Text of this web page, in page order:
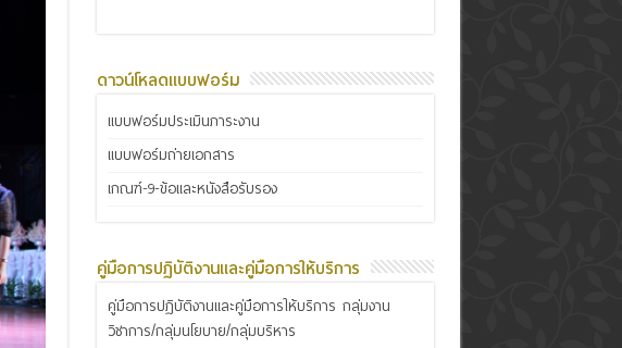
ดาวน์โหลดแบบฟอร์ม
แบบฟอร์มประเมินภาระงาน
แบบฟอร์มถ่ายเอกสาร
เกณฑ์-9-ข้อและหนังสือรับรอง
คู่มือการปฏิบัติงานและคู่มือการให้บริการ
คู่มือการปฏิบัติงานและคู่มือการให้บริการ กลุ่มงาน
วิชาการ/กลุ่มนโยบาย/กลุ่มบริหาร